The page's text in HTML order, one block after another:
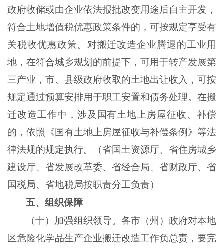
政府收储或由企业依法报批改变用途后自主开发，
符合土地增值税优惠政策条件的，可按规定享受有
关税收优惠政策。对搬迁改造企业腾退的工业用
地，在符合城乡规划的前提下，可用于转产发展第
三产业，市、县级政府收取的土地出让收入，可按
规定通过预算安排用于职工安置和债务处理。在搬
迁改造工作中，涉及国有土地上房屋征收、补偿
的，依照《国有土地上房屋征收与补偿条例》等法
律法规的规定执行。（省国土资源厅、省住房城乡
建设厅、省发展改革委、省经合局、省财政厅、省
国税局、省地税局按职责分工负责）
五、组织保障
（十）加强组织领导。各市（州）政府对本地
区危险化学品生产企业搬迁改造工作负总责，要完